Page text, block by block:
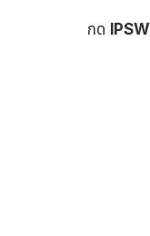
กด IPSW